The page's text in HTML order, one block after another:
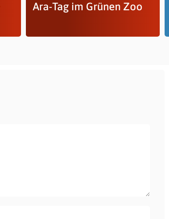
Ara-Tag im Grünen Zoo